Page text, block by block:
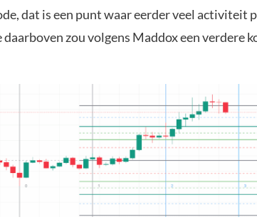
dat is een punt waar eerder veel activiteit
zou volgens Maddox een verdere